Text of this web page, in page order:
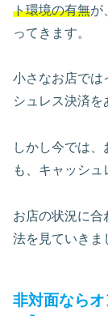
ト環境の有無が
ってきます。
小さなお店では
シュレス決済を
しかし今では
も、キャッシュ
お店の状況に合
法を見ていきま
非対面なら